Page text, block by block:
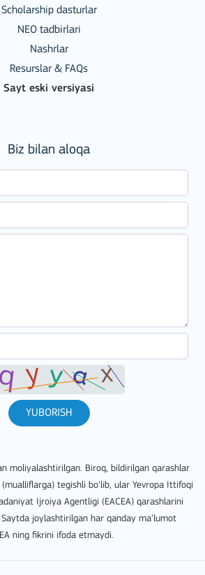
Scholarship dasturlar
NEO tadbirlari
Nashrlar
Resurslar & FAQs
Sayt eski versiyasi
Biz bilan aloqa
YUBORISH
moliyalashtirilgan. Biroq, bildirilgan qarashlar
tegishli bo‘lib, ular Yevropa Ittifoqi
Ijroiya Agentligi (EACEA) qarashlarini
joylashtirilgan har qanday ma’lumot
ning fikrini ifoda etmaydi.